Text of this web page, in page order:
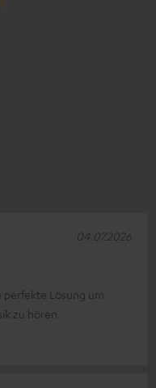
perfekte Lösung um
zu hören.
04.07.2026